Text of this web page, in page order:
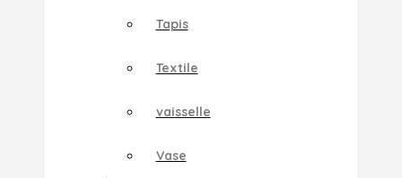
Tapis
Textile
vaisselle
Vase